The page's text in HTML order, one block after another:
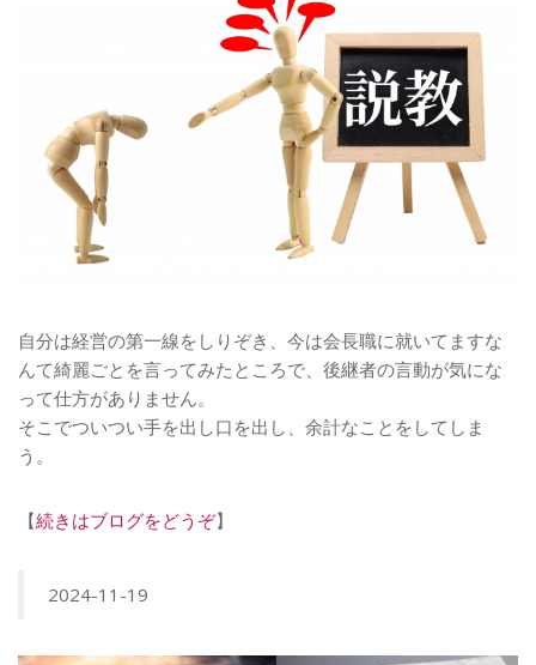
自分は経営の第一線をしりぞき、今は会長職に就いてますな
んて綺麗ごとを言ってみたところで、後継者の言動が気にな
って仕方がありません。
そこでついつい手を出し口を出し、余計なことをしてしま
う。
【続きはブログをどうぞ】
2024-11-19